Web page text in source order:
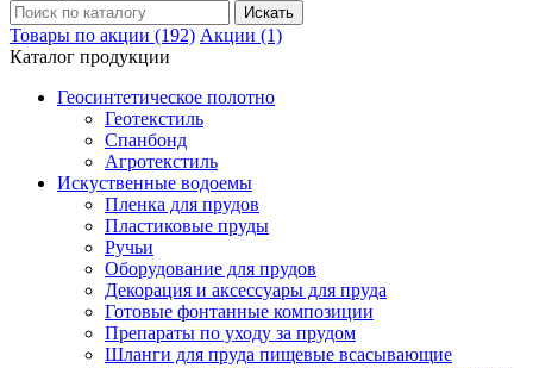
Товары по акции (192) Акции (1)
Каталог продукции
Геосинтетическое полотно
Геотекстиль
Спанбонд
Агротекстиль
Искуственные водоемы
Пленка для прудов
Пластиковые пруды
Ручьи
Оборудование для прудов
Декорация и аксессуары для пруда
Готовые фонтанные композиции
Препараты по уходу за прудом
Шланги для пруда пищевые всасывающие